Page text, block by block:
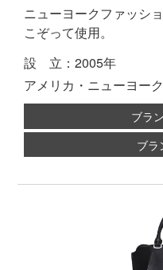
ニューヨークファッシ
こぞって使用。
設 立：2005年
アメリカ・ニューヨーク
ブラ
ブラ